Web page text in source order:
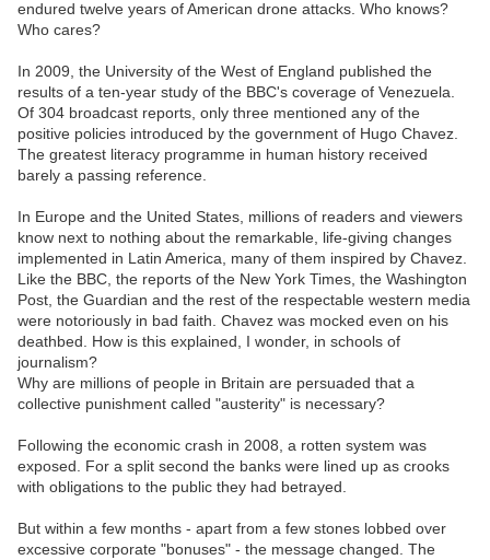
endured twelve years of American drone attacks. Who knows?
Who cares?
In 2009, the University of the West of England published the
results of a ten-year study of the BBC's coverage of Venezuela.
Of 304 broadcast reports, only three mentioned any of the
positive policies introduced by the government of Hugo Chavez.
The greatest literacy programme in human history received
barely a passing reference.
In Europe and the United States, millions of readers and viewers
know next to nothing about the remarkable, life-giving changes
implemented in Latin America, many of them inspired by Chavez.
Like the BBC, the reports of the New York Times, the Washington
Post, the Guardian and the rest of the respectable western media
were notoriously in bad faith. Chavez was mocked even on his
deathbed. How is this explained, I wonder, in schools of
journalism?
Why are millions of people in Britain are persuaded that a
collective punishment called "austerity" is necessary?
Following the economic crash in 2008, a rotten system was
exposed. For a split second the banks were lined up as crooks
with obligations to the public they had betrayed.
But within a few months - apart from a few stones lobbed over
excessive corporate "bonuses" - the message changed. The